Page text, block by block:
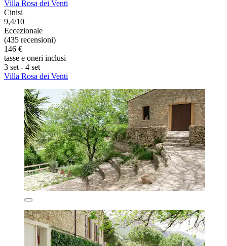
Villa Rosa dei Venti
Cinisi
9,4/10
Eccezionale
(435 recensioni)
146 €
tasse e oneri inclusi
3 set - 4 set
Villa Rosa dei Venti